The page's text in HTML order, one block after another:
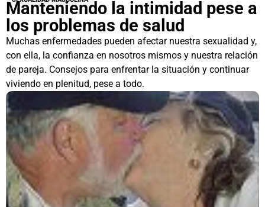
Manteniendo la intimidad pese a
los problemas de salud
Muchas enfermedades pueden afectar nuestra sexualidad y,
con ella, la confianza en nosotros mismos y nuestra relación
de pareja. Consejos para enfrentar la situación y continuar
viviendo en plenitud, pese a todo.